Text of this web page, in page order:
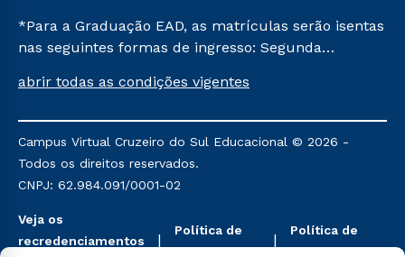
*Para a Graduação EAD, as matrículas serão isentas
nas seguintes formas de ingresso: Segunda
Já para as demais, a taxa de matrícula será de R$
mencionadas são referentes aos cursos: Ensino
Religioso, Geografia para a Docência e Metodologia
do Ensino de História: Questões Atuais.
abrir todas as condições vigentes
Campus Virtual Cruzeiro do Sul Educacional © 2026 -
Todos os direitos reservados.
CNPJ: 62.984.091/0001-02
Veja os
recredenciamentos
Política de
Privacidade
Política de
Cookies